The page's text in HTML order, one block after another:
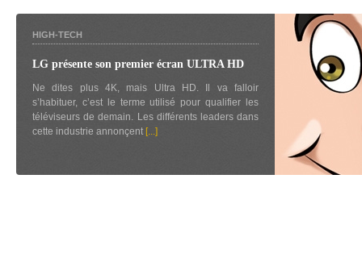
HIGH-TECH
LG présente son premier écran ULTRA HD
Ne dites plus 4K, mais Ultra HD. Il va falloir
s’habituer, c’est le terme utilisé pour qualifier les
téléviseurs de demain. Les différents leaders dans
cette industrie annonçent [...]